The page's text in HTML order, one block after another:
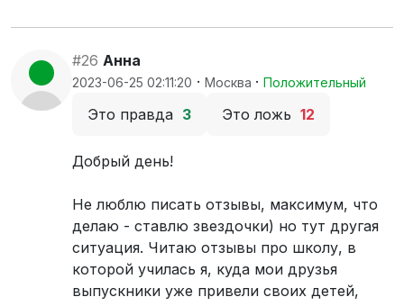
#26 Анна
2023-06-25 02:11:20 · Москва · Положительный
Это правда 3 Это ложь 12
Добрый день!
Не люблю писать отзывы, максимум, что
делаю - ставлю звездочки) но тут другая
ситуация. Читаю отзывы про школу, в
которой училась я, куда мои друзья
выпускники уже привели своих детей,